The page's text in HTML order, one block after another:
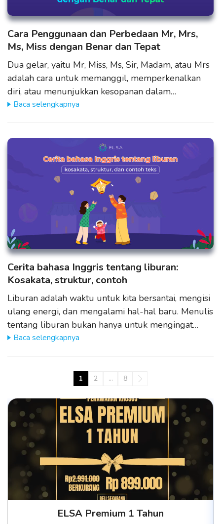
Cara Penggunaan dan Perbedaan Mr, Mrs,
Ms, Miss dengan Benar dan Tepat
Dua gelar, yaitu Mr, Miss, Ms, Sir, Madam, atau Mrs
adalah cara untuk memanggil, memperkenalkan
diri, atau menunjukkan kesopanan dalam…
Baca selengkapnya
Cerita bahasa Inggris tentang liburan:
Kosakata, struktur, contoh
Liburan adalah waktu untuk kita bersantai, mengisi
ulang energi, dan mengalami hal-hal baru. Menulis
tentang liburan bukan hanya untuk mengingat…
Baca selengkapnya
1 2 … 8
ELSA Premium 1 Tahun